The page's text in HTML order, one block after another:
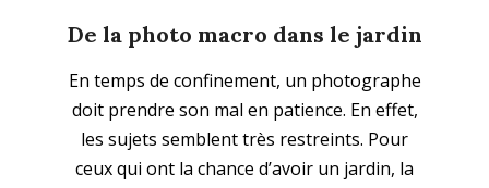
De la photo macro dans le jardin
05-
02
En temps de confinement, un photographe
doit prendre son mal en patience. En effet,
les sujets semblent très restreints. Pour
ceux qui ont la chance d’avoir un jardin, la